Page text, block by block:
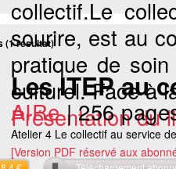
collectif.Le
sourire, est au
pratique de
culturel. Face à
Présentation du
(1 résultat)
Les ITEP au
AIRe |256
Atelier 4 Le collectif au service
[Version PDF réservé aux